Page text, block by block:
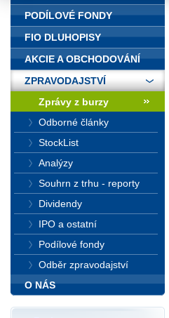
PODÍLOVÉ FONDY
FIO DLUHOPISY
AKCIE A OBCHODOVÁNÍ
ZPRAVODAJSTVÍ
Zprávy z burzy
Odborné články
StockList
Analýzy
Souhrn z trhu - reporty
Dividendy
IPO a ostatní
Podílové fondy
Odběr zpravodajství
O NÁS